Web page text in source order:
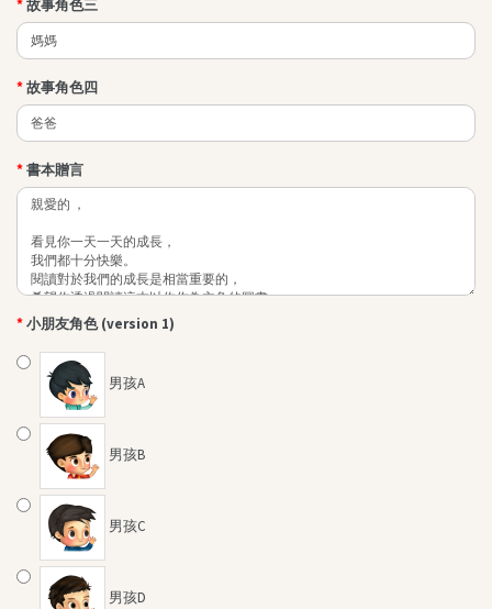
"Brave Out, Thumbelina!"精品
小王子精品系列
最新消息
故事角色三
故事角色四
書本贈言
小朋友角色 (version 1)
男孩A
男孩B
男孩C
男孩D